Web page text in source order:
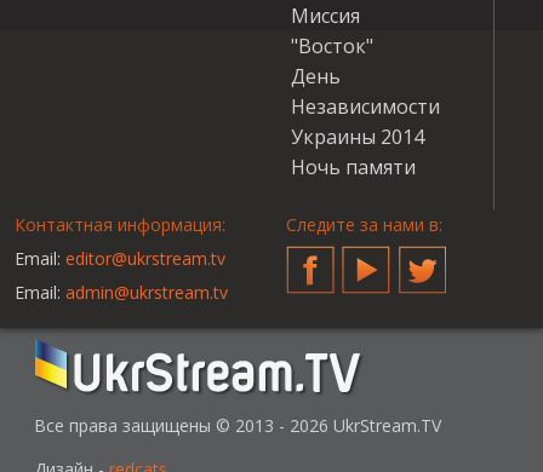
Миссия
"Восток"
День
Независимости
Украины 2014
Ночь памяти
Контактная информация:
Email: editor@ukrstream.tv
Email: admin@ukrstream.tv
Следите за нами в:
FacebookYouTubeTwitter
Все права защищены © 2013 - 2026 UkrStream.TV